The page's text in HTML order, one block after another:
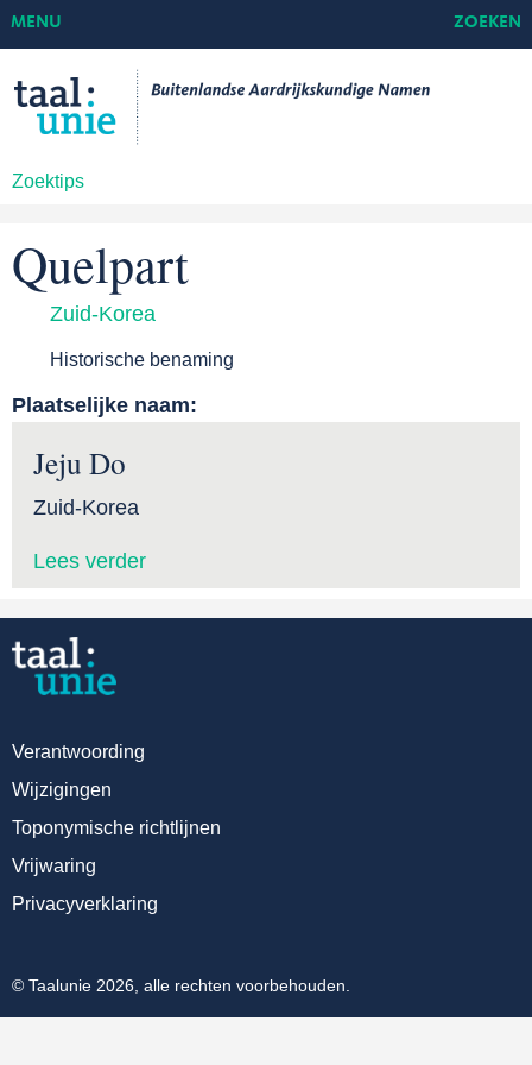
Zoektips
MENU ZOEKEN
Quelpart
Zuid-Korea
Historische benaming
Plaatselijke naam:
Jeju Do
Zuid-Korea
Lees verder
Verantwoording
Wijzigingen
Toponymische richtlijnen
Vrijwaring
Privacyverklaring
© Taalunie 2026, alle rechten voorbehouden.